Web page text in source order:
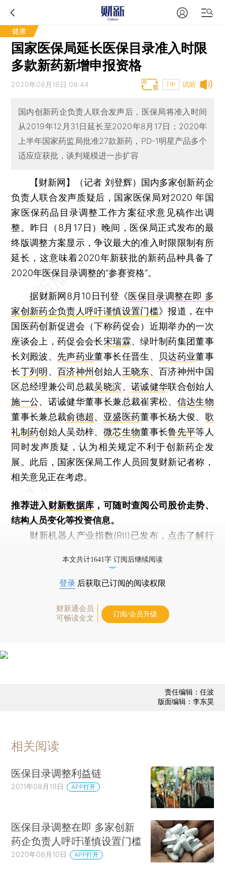
健康
国家医保局延长医保目录准入时限
多款新药新增申报资格
试听
2020年08月18日 08:44 T中
国内创新药企负责人联合发声后，医保局将准入时间
从2019年12月31日延长至2020年8月17日；2020年
上半年国家药监局批准27款新药，PD-1明星产品多个
适应症获批，谈判规模进一步扩容
【财新网】（记者 刘登辉） 国内多家创新药企
负责人联合发声质疑后，国家医保局对2020 年国
家医保药品目录调整工作方案征求意见稿作出调
整。昨日（8月17日）晚间，医保局正式发布的最
终版调整方案显示，争议最大的准入时限限制有所
延长，这意味着2020年新获批的新药品种具备了
2020年医保目录调整的“参赛资格”。
据财新网8月10日刊登《医保目录调整在即 多
家创新药企负责人呼吁谨慎设置门槛》报道，在中
国医药创新促进会（下称药促会）近期举办的一次
座谈会上，药促会会长宋瑞霖、绿叶制药集团董事
长刘殿波、 先声药业董事长任晋生、 贝达药业董事
长丁列明 、百济神州创始人 王晓东、百济神州中国
区总经理兼公司总裁吴晓滨、 诺诚健华联合创始人
施一公、诺诚健华董事长兼总裁崔霁松、 信达生物
董事长兼总裁俞德超、 亚盛医药董事长杨大俊、 歌
礼制药创始人吴劲梓、 微芯生物董事长鲁先平等人
同时发声质疑，认为相关规定不利于创新药企发
展。此后，国家医保局工作人员回复财新记者称，
相关意见正在考虑。
推荐进入财新数据库 ，可随时查阅公司股价走势、
结构人员变化等投资信息。
财新机器人产业指数(RII)已发布， 点击了解行
本文共计1641字 订阅后继续阅读
登录 后获取已订阅的阅读权限
财新通会员
可畅读全文
订阅/会员升级
责任编辑：任波
版面编辑：李东昊
相关阅读
医保目录调整利益链
2011年08月19日 APP打开
医保目录调整在即 多家创新
药企负责人呼吁谨慎设置门槛
2020年08月10日 APP打开